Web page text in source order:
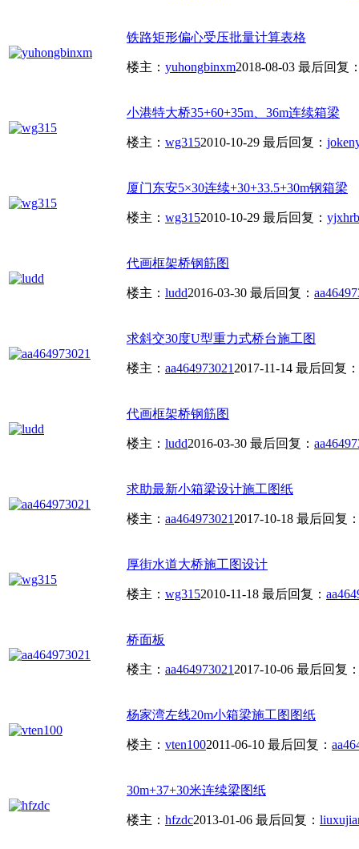
铁路矩形偏心受压批量计算表格
楼主： yuhongbinxm2018-08-03 最后回复
小港特大桥35+60+35m、36m连续箱梁
楼主： wg3152010-10-29 最后回复：
厦门东安5×30连续+30+33.5+30m钢箱梁
楼主： wg3152010-10-29 最后回复： yjxhrb
代画框架桥钢筋图
楼主： ludd2016-03-30 最后回复：
求斜交30度U型重力式桥台施工图
楼主： aa4649730212017-11-14 最后回复：
代画框架桥钢筋图
楼主： ludd2016-03-30 最后回复：
求助最新小箱梁设计施工图纸
楼主： aa4649730212017-10-18 最后回复
厚街水道大桥施工图设计
楼主： wg3152010-11-18 最后回复：
桥面板
楼主： aa4649730212017-10-06 最后回复
杨家湾左线20m小箱梁施工图图纸
楼主： vten1002011-06-10 最后回复：
30m+37+30米连续梁图纸
楼主： hfzdc2013-01-06 最后回复：